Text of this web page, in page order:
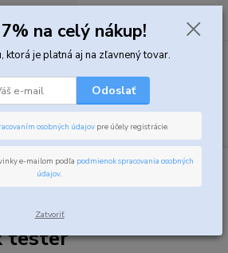
Hľadať
0,00 EUR
Komplexné aminokyseliny
Per4m EAA Xtra
Xtra 420g citrón-
tester
na celý nákup!
ktorá je platná aj na zľavnený tovar.
Odoslať
osobných údajov pre účely registrácie.
e-mailom podľa podmienok spracovania osobných
údajov.
Zatvoriť